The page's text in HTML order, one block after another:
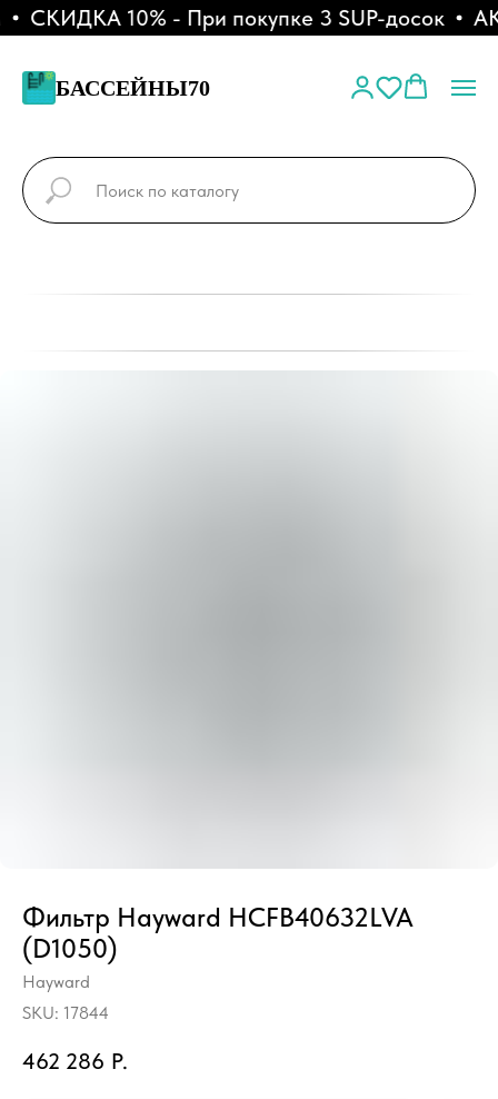
СКИДКА 10% - При покупке 3 SUP-досок
БАССЕЙНЫ70
Фильтр Hayward HCFB40632LVA
(D1050)
Hayward
SKU: 17844
462 286 Р.